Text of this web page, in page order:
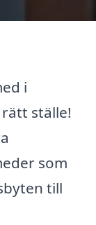
i
ställe!
som
till